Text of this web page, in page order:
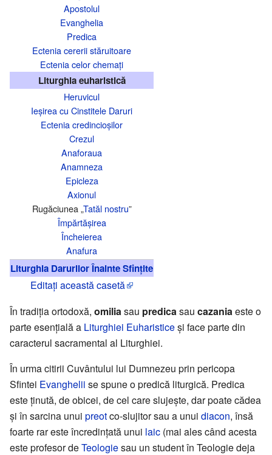
Apostolul
Evanghelia
Predica
Ectenia cererii stăruitoare
Ectenia celor chemați
Liturghia euharistică
Heruvicul
Ieșirea cu Cinstitele Daruri
Ectenia credincioșilor
Crezul
Anaforaua
Anamneza
Epicleza
Axionul
Rugăciunea „Tatăl nostru”
Împărtășirea
Încheierea
Anafura
Liturghia Darurilor Înainte Sfințite
Editați această casetă
În tradiția ortodoxă, omilia sau predica sau cazania este o
parte esențială a Liturghiei Euharisticeși face parte din
caracterul sacramental al Liturghiei.
În urma citirii Cuvântului lui Dumnezeu prin pericopa
Sfintei Evanghelii se spune o predică liturgică. Predica
este ținută, de obicei, de cel care slujește, dar poate cădea
și în sarcina unui preotco-slujitor sau a unui diacon, însă
foarte rar este încredințată unui laic (mai ales când acesta
este profesor deTeologiesau un student în Teologie deja